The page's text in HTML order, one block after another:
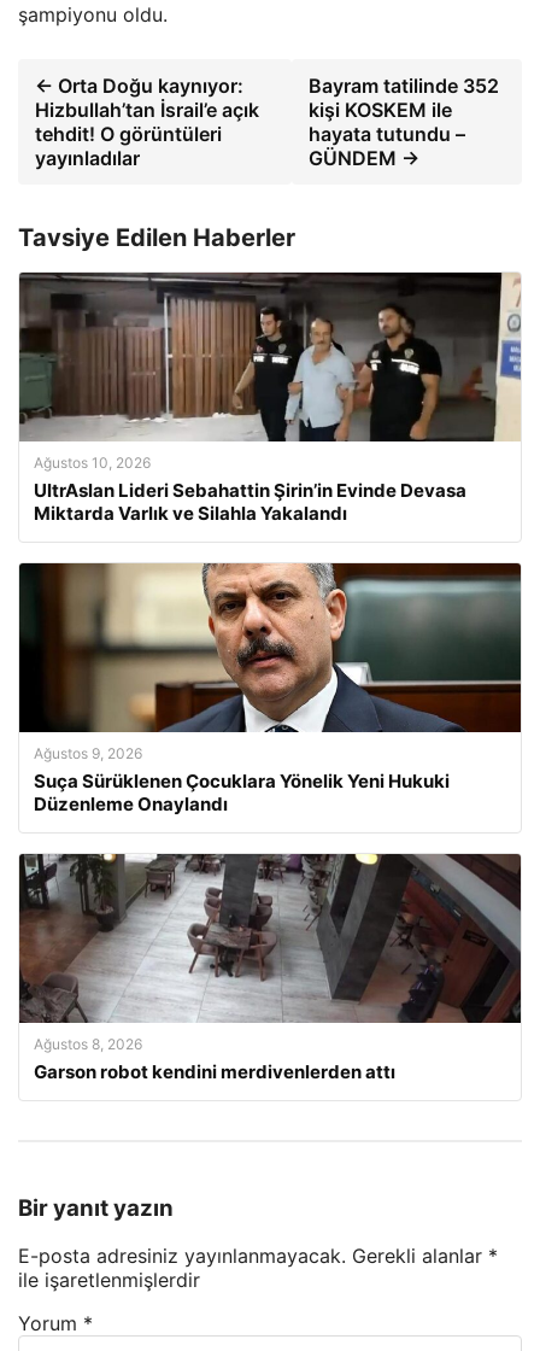
şampiyonu oldu.
← Orta Doğu kaynıyor:
Hizbullah’tan İsrail’e açık
tehdit! O görüntüleri
yayınladılar
Bayram tatilinde 352
kişi KOSKEM ile
hayata tutundu –
GÜNDEM →
Tavsiye Edilen Haberler
Ağustos 10, 2026
UltrAslan Lideri Sebahattin Şirin’in Evinde Devasa
Miktarda Varlık ve Silahla Yakalandı
Ağustos 9, 2026
Suça Sürüklenen Çocuklara Yönelik Yeni Hukuki
Düzenleme Onaylandı
Ağustos 8, 2026
Garson robot kendini merdivenlerden attı
Bir yanıt yazın
E-posta adresiniz yayınlanmayacak. Gerekli alanlar *
ile işaretlenmişlerdir
Yorum *